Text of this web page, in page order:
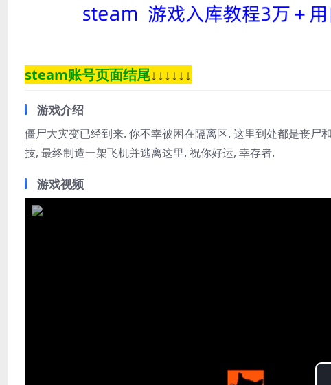
steam账号页面结尾↓↓↓↓↓↓
游戏介绍
僵尸大灾变已经到来. 你不幸被困在隔离区. 这里到处都是丧尸
技, 最终制造一架飞机并逃离这里. 祝你好运, 幸存者.
游戏视频